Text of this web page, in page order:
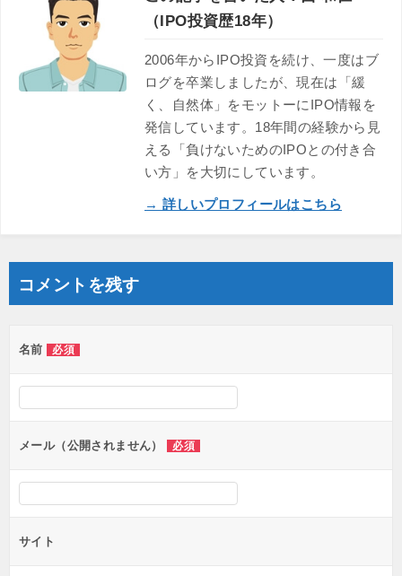
（IPO投資歴18年）
2006年からIPO投資を続け、一度はブ
ログを卒業しましたが、現在は「緩
く、自然体」をモットーにIPO情報を
発信しています。18年間の経験から見
える「負けないためのIPOとの付き合
い方」を大切にしています。
→ 詳しいプロフィールはこちら
コメントを残す
名前 必須
メール（公開されません） 必須
サイト